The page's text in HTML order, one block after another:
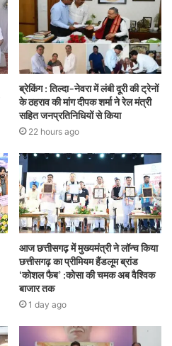
ब्रेकिंग : तिल्दा-नेवरा में लंबी दूरी की ट्रेनों
के ठहराव की मांग दीपक शर्मा ने रेल मंत्री
सहित जनप्रतिनिधियों से किया
22 hours ago
आज छत्तीसगढ़ में मुख्यमंत्री ने लॉन्च किया
छत्तीसगढ़ का प्रीमियम हैंडलूम ब्रांड
‘कोशल फैब’ :कोसा की चमक अब वैश्विक
बाजार तक
1 day ago